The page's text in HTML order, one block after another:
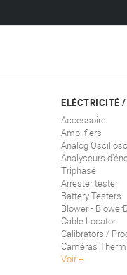
ELÉCTRICITÉ
Accessoire
Amplifiers
Analog
Analyseurs
Triphasé
Arrester tester
Battery Testers
Blower -
Cable Locator
Calibrators /
Caméras
Voir